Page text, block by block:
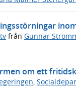
från Gunnar
om ett
,